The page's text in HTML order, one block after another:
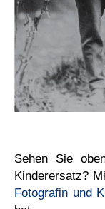
Sehen Sie
Kinderersatz?
Fotografin und